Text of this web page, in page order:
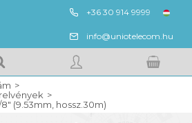
+36 30 914 9999
ENG
info@uniotelecom.hu
(9.53mm, hossz.30m)